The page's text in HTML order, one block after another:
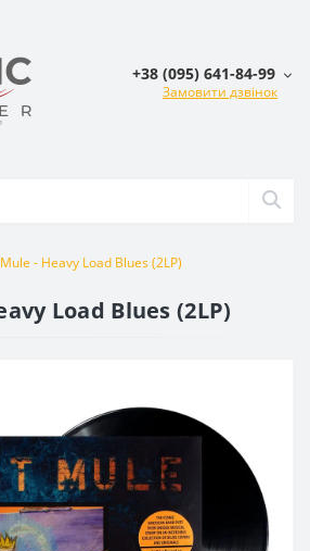
+38 (095) 641-84-99
Замовити дзвінок
- Heavy Load Blues (2LP)
Load Blues (2LP)